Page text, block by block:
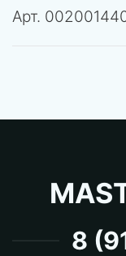
Арт.
8